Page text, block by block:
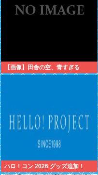
【画像】田舎の空、青すぎる
ハロ！コン 2026 グッズ追加！